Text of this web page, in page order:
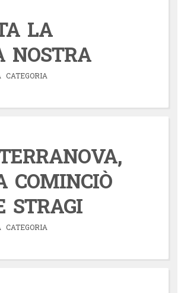
LA
NOSTRA
CATEGORIA
COMINCIÒ
STRAGI
CATEGORIA